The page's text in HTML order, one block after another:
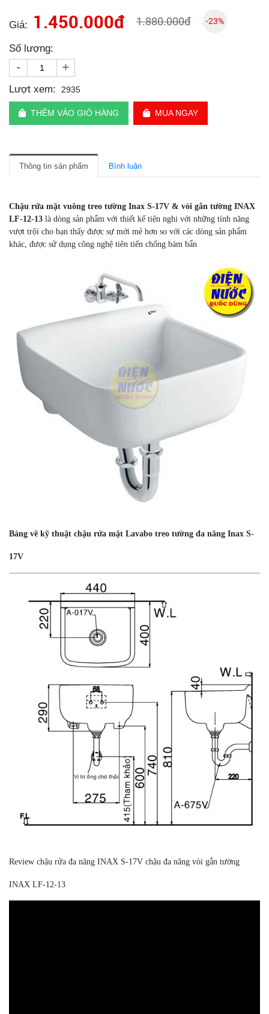
Giá: 1.450.000đ 1.880.000đ -23%
Số lượng:
- +
Lượt xem: 2935
THÊM VÀO GIỎ HÀNG MUA NGAY
Thông tin sản phẩm Bình luận
Chậu rửa mặt vuông treo tường Inax S-17V & vòi gắn tường INAX
LF-12-13 là dòng sản phẩm với thiết kế tiện nghi với những tính năng
vượt trội cho bạn thấy được sự mới mẻ hơn so với các dòng sản phẩm
khác, được sử dụng công nghệ tiên tiến chống bám bẩn
Bảng vẽ kỹ thuật chậu rửa mặt Lavabo treo tường đa năng Inax S-
17V
Review chậu rửa đa năng INAX S-17V chậu đa năng vòi gắn tường
INAX LF-12-13